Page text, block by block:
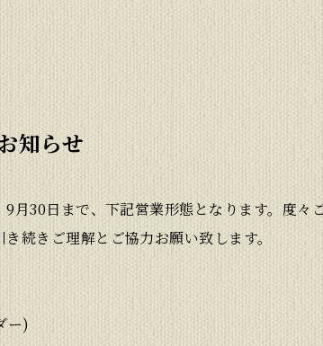
知らせ
月30日まで、下記営業形態となります。度々
続きご理解とご協力お願い致します。
ー)